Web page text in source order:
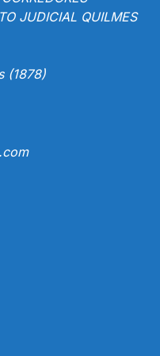
JUDICIAL QUILMES
(1878)